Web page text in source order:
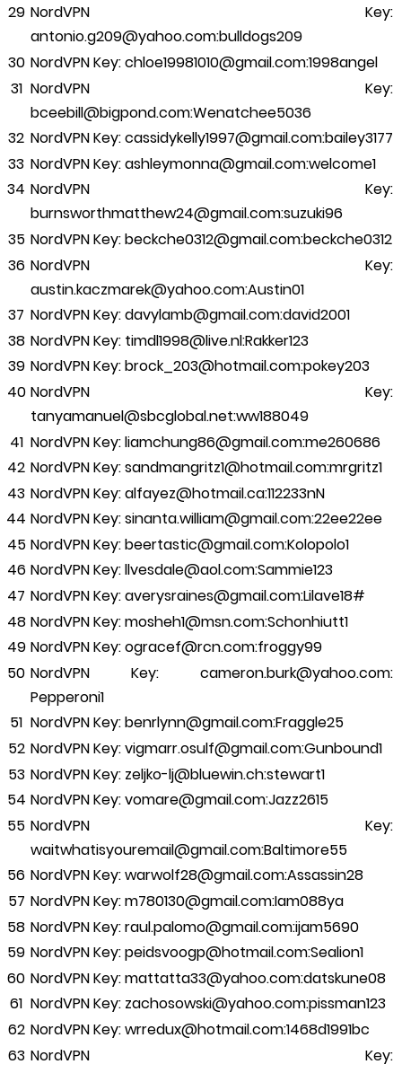
NordVPN Key:
antonio.g209@yahoo.com:bulldogs209
NordVPN Key: chloe19981010@gmail.com:1998angel
NordVPN Key:
bceebill@bigpond.com:Wenatchee5036
NordVPN Key: cassidykelly1997@gmail.com:bailey3177
NordVPN Key: ashleymonna@gmail.com:welcome1
NordVPN Key:
burnsworthmatthew24@gmail.com:suzuki96
NordVPN Key: beckche0312@gmail.com:beckche0312
NordVPN Key:
austin.kaczmarek@yahoo.com:Austin01
NordVPN Key: davylamb@gmail.com:david2001
NordVPN Key: timdl1998@live.nl:Rakker123
NordVPN Key: brock_203@hotmail.com:pokey203
NordVPN Key:
tanyamanuel@sbcglobal.net:ww188049
NordVPN Key: liamchung86@gmail.com:me260686
NordVPN Key: sandmangritz1@hotmail.com:mrgritz1
NordVPN Key: alfayez@hotmail.ca:112233nN
NordVPN Key: sinanta.william@gmail.com:22ee22ee
NordVPN Key: beertastic@gmail.com:Kolopolo1
NordVPN Key: llvesdale@aol.com:Sammie123
NordVPN Key: averysraines@gmail.com:Lilave18#
NordVPN Key: mosheh1@msn.com:Schonhiutt1
NordVPN Key: ogracef@rcn.com:froggy99
NordVPN Key: cameron.burk@yahoo.com:
Pepperoni1
NordVPN Key: benrlynn@gmail.com:Fraggle25
NordVPN Key: vigmarr.osulf@gmail.com:Gunbound1
NordVPN Key: zeljko-lj@bluewin.ch:stewart1
NordVPN Key: vomare@gmail.com:Jazz2615
NordVPN Key:
waitwhatisyouremail@gmail.com:Baltimore55
NordVPN Key: warwolf28@gmail.com:Assassin28
NordVPN Key: m780130@gmail.com:Iam088ya
NordVPN Key: raul.palomo@gmail.com:ijam5690
NordVPN Key: peidsvoogp@hotmail.com:Sealion1
NordVPN Key: mattatta33@yahoo.com:datskune08
NordVPN Key: zachosowski@yahoo.com:pissman123
NordVPN Key: wrredux@hotmail.com:1468d1991bc
NordVPN Key: